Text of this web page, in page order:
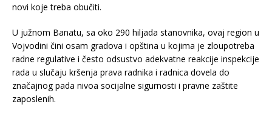
novi koje treba obučiti.
U južnom Banatu, sa oko 290 hiljada stanovnika, ovaj region u
Vojvodini čini osam gradova i opština u kojima je zloupotreba
radne regulative i često odsustvo adekvatne reakcije inspekcije
rada u slučaju kršenja prava radnika i radnica dovela do
značajnog pada nivoa socijalne sigurnosti i pravne zaštite
zaposlenih.